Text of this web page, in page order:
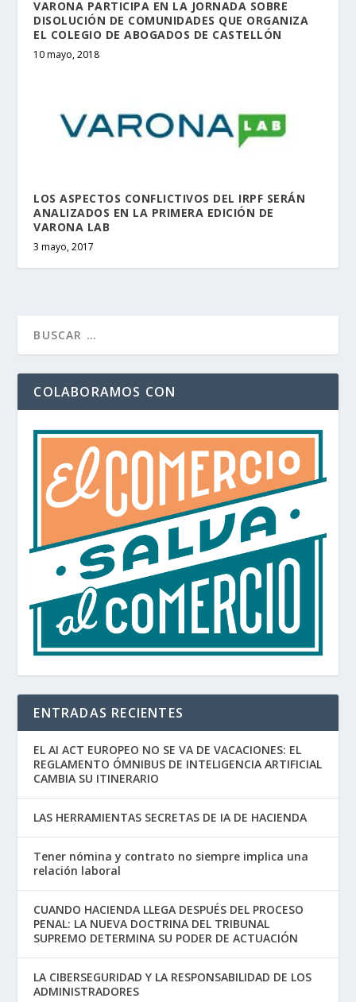
VARONA PARTICIPA EN LA JORNADA SOBRE
DISOLUCIÓN DE COMUNIDADES QUE ORGANIZA
EL COLEGIO DE ABOGADOS DE CASTELLÓN
10 mayo, 2018
LOS ASPECTOS CONFLICTIVOS DEL IRPF SERÁN
ANALIZADOS EN LA PRIMERA EDICIÓN DE
VARONA LAB
3 mayo, 2017
COLABORAMOS CON
ENTRADAS RECIENTES
EL AI ACT EUROPEO NO SE VA DE VACACIONES: EL
REGLAMENTO ÓMNIBUS DE INTELIGENCIA ARTIFICIAL
CAMBIA SU ITINERARIO
LAS HERRAMIENTAS SECRETAS DE IA DE HACIENDA
Tener nómina y contrato no siempre implica una
relación laboral
CUANDO HACIENDA LLEGA DESPUÉS DEL PROCESO
PENAL: LA NUEVA DOCTRINA DEL TRIBUNAL
SUPREMO DETERMINA SU PODER DE ACTUACIÓN
LA CIBERSEGURIDAD Y LA RESPONSABILIDAD DE LOS
ADMINISTRADORES